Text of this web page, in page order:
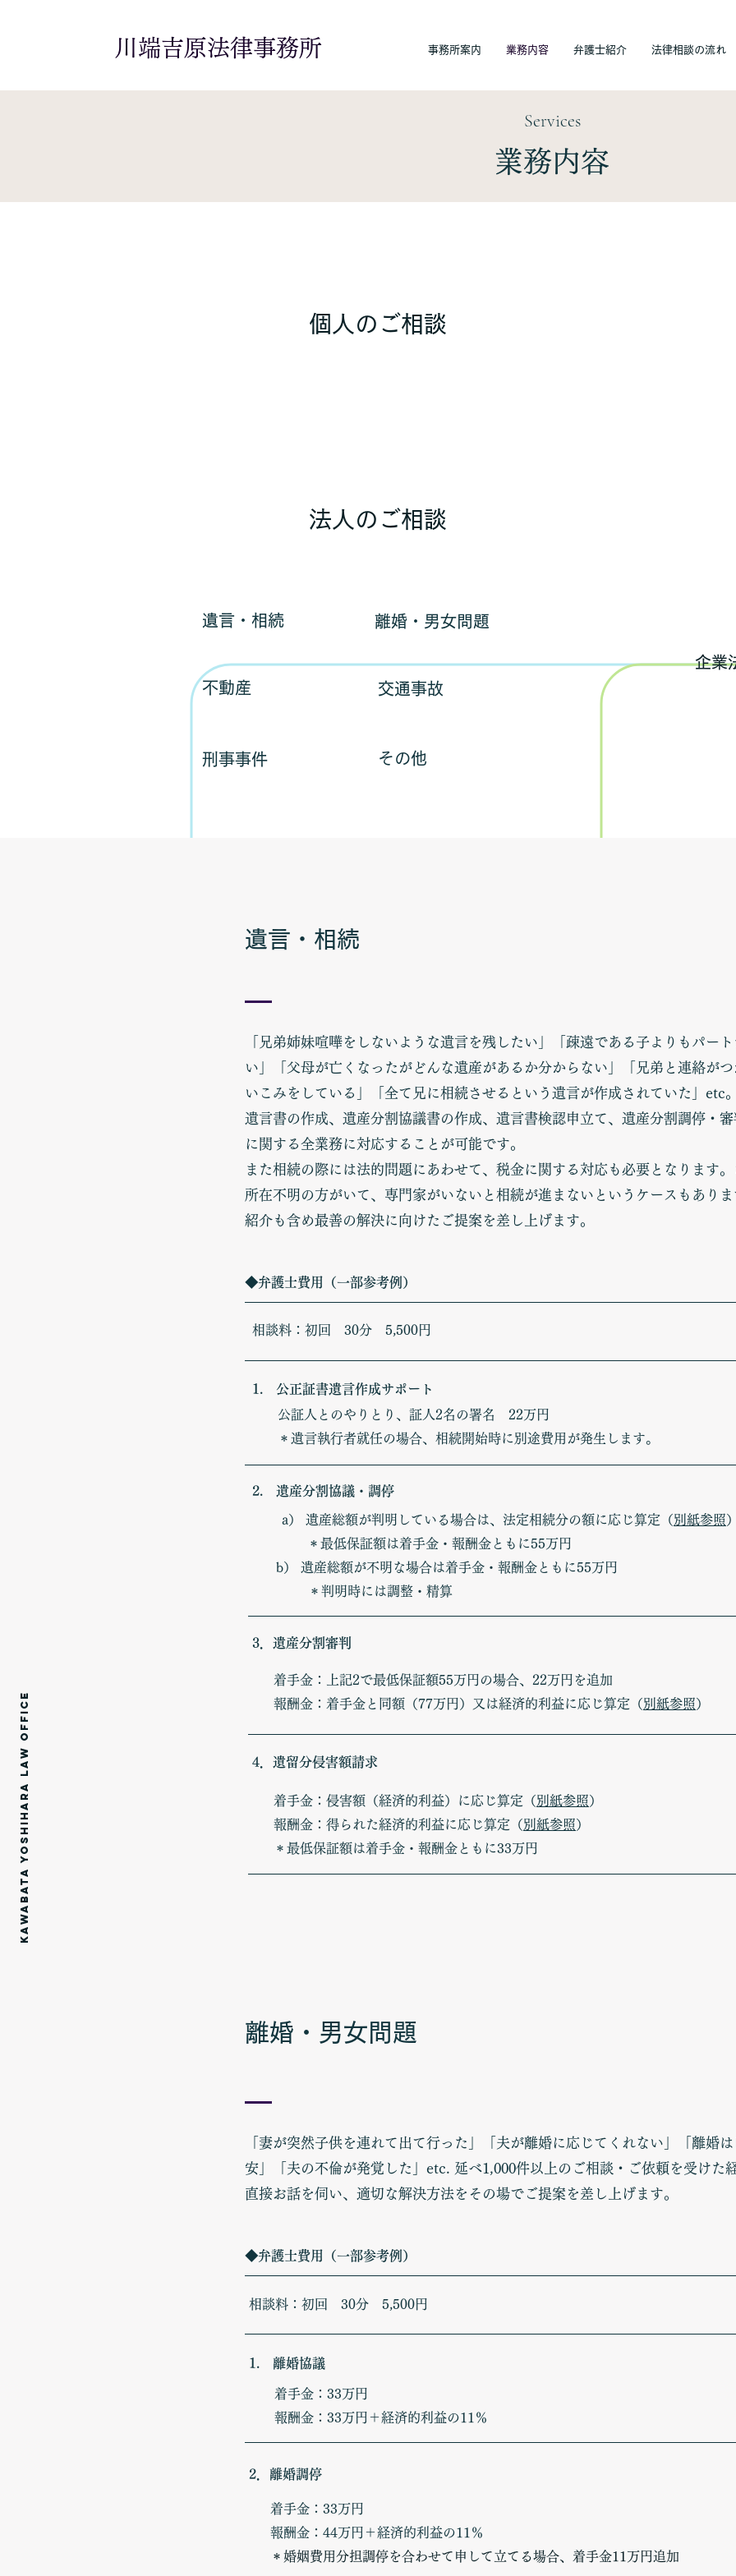
​川端吉原法律事務所 事務所案内 業務内容 弁護士紹介 法律相談の流れ
KAWABATA YOSHIHARA LAW OFFICE
Services
業務内容
​個人のご相談
​法人のご相談
企業
遺言・相続 離婚・男女問題
不動産 交通事故
​刑事事件 ​その他
遺言・相続
「兄弟姉妹喧嘩をしないような遺言を残したい」「疎遠である子よりもパー
い」「父母が亡くなったがどんな遺産があるか分からない」「兄弟と連絡が
いこみをしている」「全て兄に相続させるという遺言が作成されていた」etc。
遺言書の作成、遺産分割協議書の作成、遺言書検認申立て、遺産分割調停・
に関する全業務に対応することが可能です。
また相続の際には法的問題にあわせて、税金に関する対応も必要となります
所在不明の方がいて、専門家がいないと相続が進まないというケースもあり
紹介も含め最善の解決に向けたご提案を差し上げます。
​◆弁護士費用（一部参考例）
相談料：初回 30分 5,500円
1. 公正証書遺言作成サポート
公証人とのやりとり、証人2名の署名 22万円
＊遺言執行者就任の場合、相続開始時に別途費用が発生します。
2. 遺産分割協議・調停
a） 遺産総額が判明している場合は、法定相続分の額に応じ算定（別紙参照）
＊最低保証額は着手金・報酬金ともに55万円
b） 遺産総額が不明な場合は着手金・報酬金ともに55万円
＊判明時には調整・精算
3．遺産分割審判
着手金：上記2で最低保証額55万円の場合、22万円を追加
報酬金：着手金と同額（77万円）又は経済的利益に応じ算定（別紙参照）
4．遺留分侵害額請求
着手金：侵害額（経済的利益）に応じ算定（別紙参照）
報酬金：得られた経済的利益に応じ算定（別紙参照）
＊最低保証額は着手金・報酬金ともに33万円
離婚・男女問題
「妻が突然子供を連れて出て行った」「夫が離婚に応じてくれない」「離婚
安」「夫の不倫が発覚した」etc. 延べ1,000件以上のご相談・ご依頼を受けた
直接お話を伺い、適切な解決方法をその場でご提案を差し上げます。
​◆弁護士費用（一部参考例）
相談料：初回 30分 5,500円
1. 離婚協議
着手金：33万円
報酬金：33万円＋経済的利益の11％
2．離婚調停
着手金：33万円
報酬金：44万円＋経済的利益の11％
＊婚姻費用分担調停を合わせて申して立てる場合、着手金11万円追加